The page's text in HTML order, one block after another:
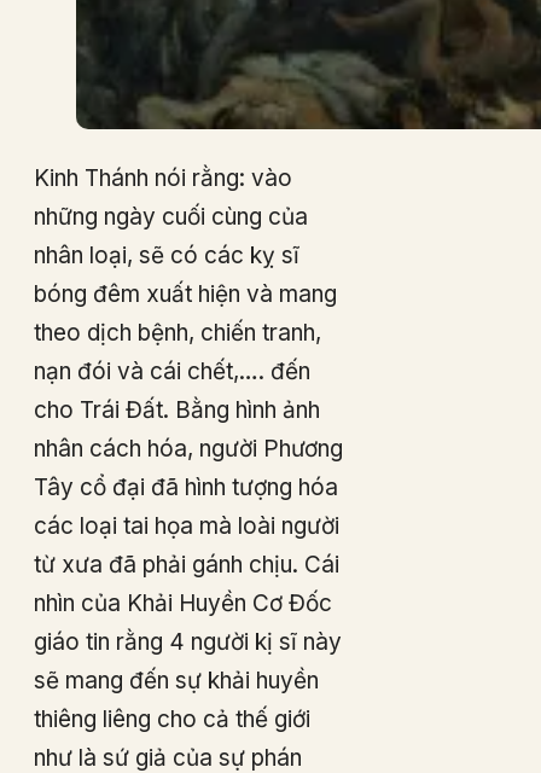
Kinh Thánh nói rằng: vào
những ngày cuối cùng của
nhân loại, sẽ có các kỵ sĩ
bóng đêm xuất hiện và mang
theo dịch bệnh, chiến tranh,
nạn đói và cái chết,…. đến
cho Trái Đất. Bằng hình ảnh
nhân cách hóa, người Phương
Tây cổ đại đã hình tượng hóa
các loại tai họa mà loài người
từ xưa đã phải gánh chịu. Cái
nhìn của Khải Huyền Cơ Đốc
giáo tin rằng 4 người kị sĩ này
sẽ mang đến sự khải huyền
thiêng liêng cho cả thế giới
như là sứ giả của sự phán